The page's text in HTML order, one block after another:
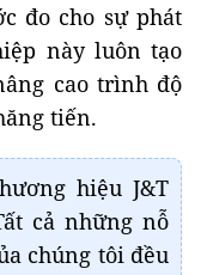
đo cho sự phát
này luôn tạo
cao trình độ
tiến.
hiệu J&T
cả những nỗ
chúng tôi đều